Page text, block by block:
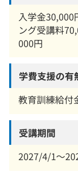
入学金30,000
ング受講料
000円
学費支援の有
教育訓練給付
受講期間
2027/4/1～